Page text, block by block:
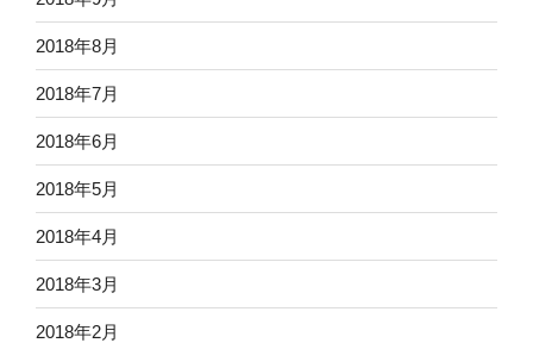
2018年8月
2018年7月
2018年6月
2018年5月
2018年4月
2018年3月
2018年2月